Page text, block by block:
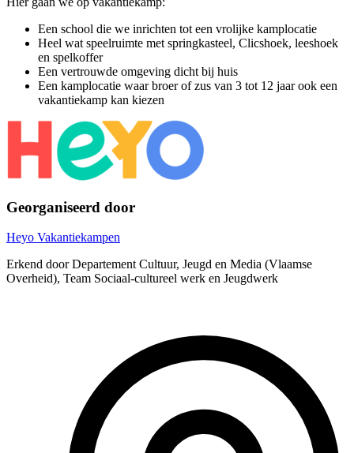
Een school die we inrichten tot een vrolijke kamplocatie
Heel wat speelruimte met springkasteel, Clicshoek, leeshoek
en spelkoffer
Een vertrouwde omgeving dicht bij huis
Een kamplocatie waar broer of zus van 3 tot 12 jaar ook een
vakantiekamp kan kiezen
Georganiseerd door
Heyo Vakantiekampen
Erkend door Departement Cultuur, Jeugd en Media (Vlaamse
Overheid), Team Sociaal-cultureel werk en Jeugdwerk